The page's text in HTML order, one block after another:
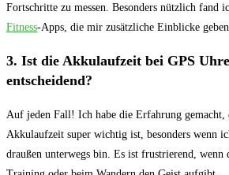
⁣Fortschritte zu messen. Besonders nützlich ⁣fand
Fitness-Apps, die mir⁢ zusätzliche Einblicke‌ geben.
3. Ist die Akkulaufzeit‌ bei ‍GPS
entscheidend?
Auf jeden Fall!​ Ich habe die Erfahrung⁤ gemacht,
Akkulaufzeit super ⁤wichtig ‍ist, besonders wenn
draußen⁤ unterwegs bin. Es ist ⁣frustrierend,⁢